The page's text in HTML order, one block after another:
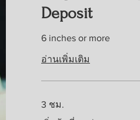
Deposit
6 inches or more
อ่านเพิ่มเติม
3 ชม.
เริ่ม